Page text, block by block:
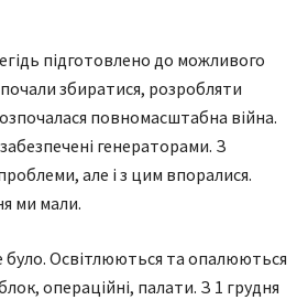
підготовлено до можливого
збиратися, розробляти
повномасштабна війна.
генераторами. З
але і з цим впоралися.
ми мали.
було. Освітлюються та опалюються
операційні, палати. З 1 грудня